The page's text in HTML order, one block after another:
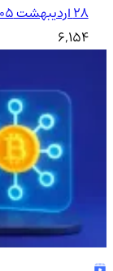
۲۸ اردیبهشت ۱۴۰۵
6,154